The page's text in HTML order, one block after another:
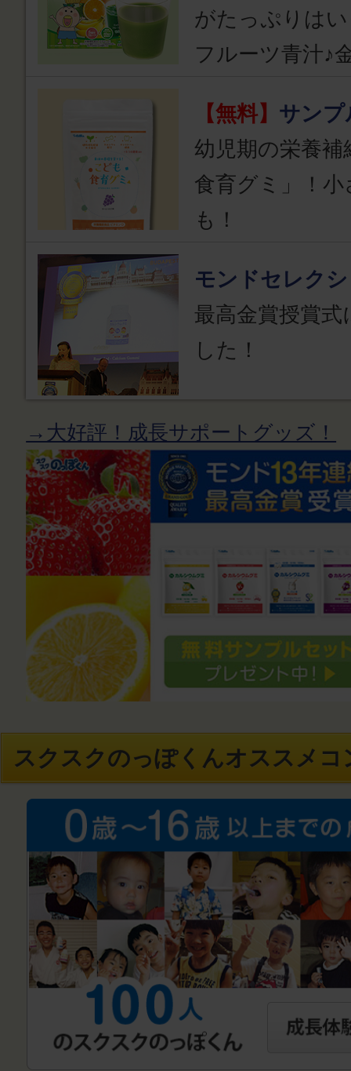
がたっぷりは
フルーツ青汁♪
【無料】 サンプ
幼児期の栄養
食育グミ」！
も！
モンドセレク
最高金賞授賞
した！
→大好評！成長サポートグッズ！
スクスクのっぽくんオススメコ